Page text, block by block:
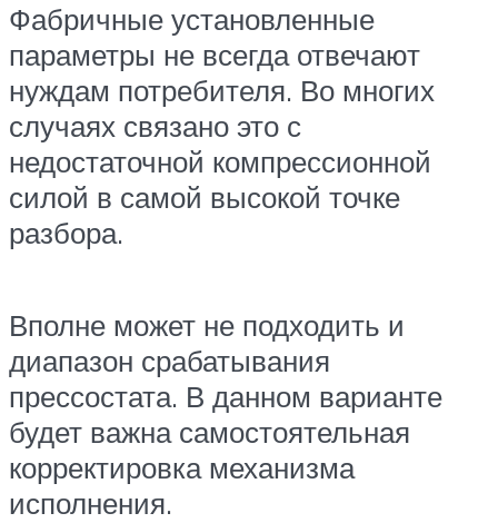
Фабричные установленные
параметры не всегда отвечают
нуждам потребителя. Во многих
случаях связано это с
недостаточной компрессионной
силой в самой высокой точке
разбора.
Вполне может не подходить и
диапазон срабатывания
прессостата. В данном варианте
будет важна самостоятельная
корректировка механизма
исполнения.